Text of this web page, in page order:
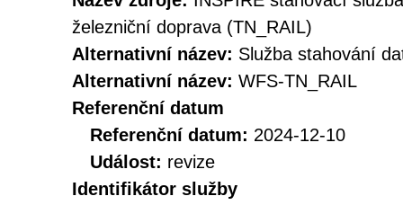
železniční doprava (TN_RAIL)
Alternativní název: Služba stahování
Alternativní název: WFS-TN_RAIL
Referenční datum
Referenční datum: 2024-12-10
Událost: revize
Identifikátor služby